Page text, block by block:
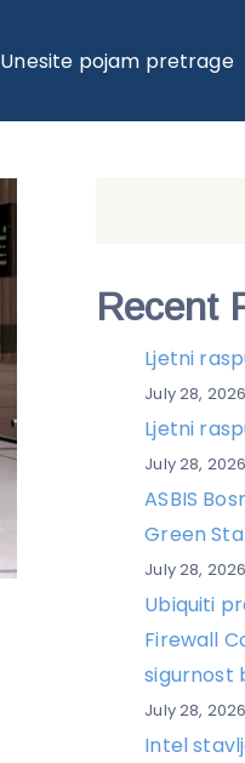
Unesite pojam pretrage
Recent
Ljetni
July 28, 2026
Ljetni
July 28, 2026
ASBIS
Green
July 28, 2026
Ubiquiti
Firewall
sigurnost
July 28, 2026
Intel